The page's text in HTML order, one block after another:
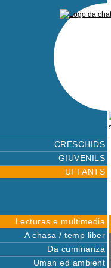
CRESCHIDS
GIUVENILS
UFFANTS
Lecturas e multimedia
A chasa / temp liber
Da cuminanza
Uman ed ambient